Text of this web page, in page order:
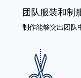
团队服装和制
制作能够突出团队